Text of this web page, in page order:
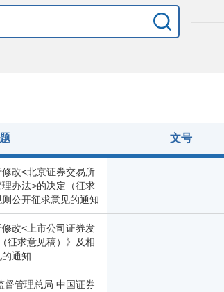
文号
改<北京证券交易所
理办法>的决定（征求
公开征求意见的通知
改<上市公司证券发
征求意见稿）》及相
通知
督管理总局 中国证券